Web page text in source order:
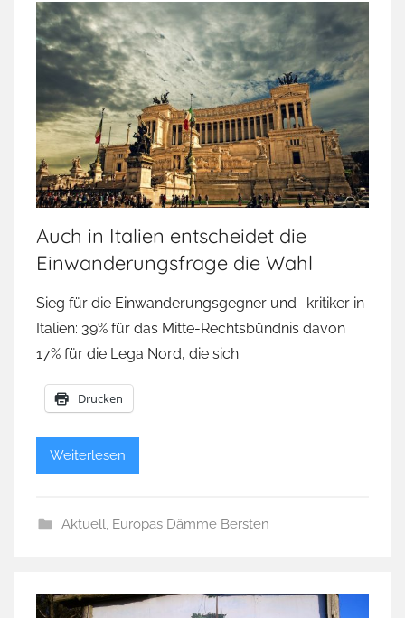
Auch in Italien entscheidet die
Einwanderungsfrage die Wahl
Sieg für die Einwanderungsgegner und -kritiker in
Italien: 39% für das Mitte-Rechtsbündnis davon
17% für die Lega Nord, die sich
Drucken
Weiterlesen
Aktuell Europas Dämme Bersten